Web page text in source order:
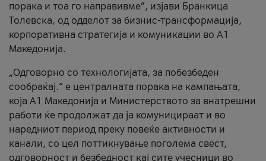
порака и тоа го направивме”, изјави Бранкица
Толевска, од одделот за бизнис-трансформација,
корпоративна стратегија и комуникации во А1
Македонија.
„Одговорно со технологијата, за побезбеден
сообраќај.“ е централната порака на кампањата,
која A1 Македонија и Министерството за внатрешни
работи ќе продолжат да ја комуницираат и во
наредниот период преку повеќе активности и
канали, со цел поттикнување поголема свест,
одговорност и безбедност кај сите учесници во